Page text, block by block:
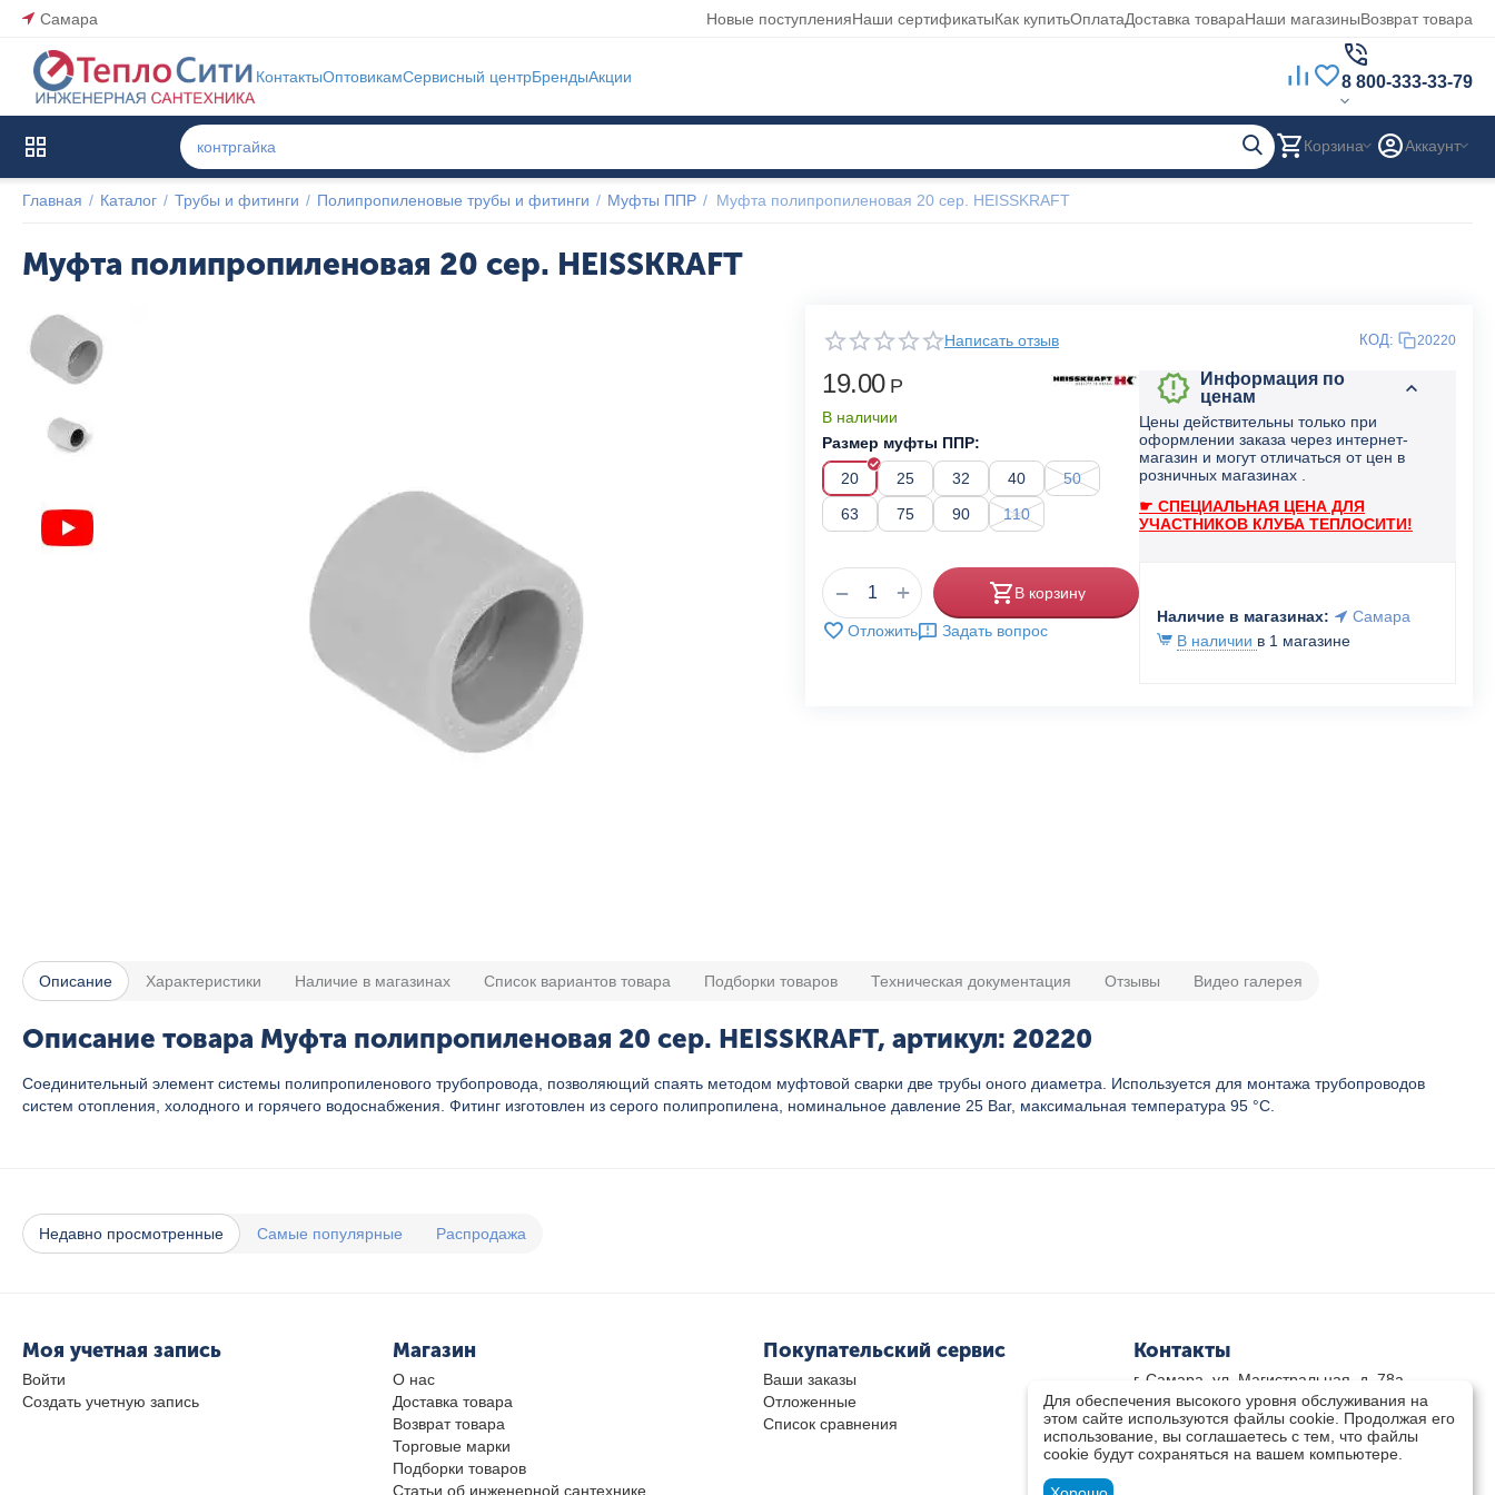
Самара Новые поступленияНаши сертификатыКак купитьОплатаДоставка товараНаши магазиныВозврат товара
КонтактыОптовикамСервисный центрБрендыАкции 8 800-333-33-79
Корзина Аккаунт
Главная / Каталог / Трубы и фитинги / Полипропиленовые трубы и фитинги / Муфты ППР / Муфта полипропиленовая 20 сер. HEISSKRAFT
Муфта полипропиленовая 20 сер. HEISSKRAFT
Популярный
Написать отзыв КОД: 20220
19.00 Р
В наличии
Размер муфты ППР:
20
25 32 40
50
63
75 90 110
+
− В корзину
Отложить Задать вопрос
Информация по
ценам
Цены действительны только при
оформлении заказа через интернет-
магазин и могут отличаться от цен в
розничных магазинах .
☛ СПЕЦИАЛЬНАЯ ЦЕНА ДЛЯ
УЧАСТНИКОВ КЛУБА ТЕПЛОСИТИ!
Наличие в магазинах:
Самара
В наличии в 1 магазине
Описание Характеристики Наличие в магазинах Список вариантов товара Подборки товаров Техническая документация Отзывы Видео галерея
Описание товара Муфта полипропиленовая 20 сер. HEISSKRAFT, артикул: 20220
Соединительный элемент системы полипропиленового трубопровода, позволяющий спаять методом муфтовой сварки две трубы оного диаметра. Используется для монтажа трубопроводов
систем отопления, холодного и горячего водоснабжения. Фитинг изготовлен из серого полипропилена, номинальное давление 25 Bar, максимальная температура 95 °C.
Недавно просмотренные Самые популярные Распродажа
Моя учетная запись
Войти
Создать учетную запись
Магазин
О нас
Доставка товара
Возврат товара
Торговые марки
Подборки товаров
Статьи об инженерной сантехнике
Покупательский сервис
Ваши заказы
Отложенные
Список сравнения
Контакты
г. Самара, ул. Магистральная, д. 78а
8 800-333-33-79(звонок бесплатный)
8(846)-211-03-15
Пн-Пт 8.30 - 17.30 Сб 9.00 - 16.00
zakaz@teplocity.com
Для обеспечения высокого уровня обслуживания на
этом сайте используются файлы cookie. Продолжая его
использование, вы соглашаетесь с тем, что файлы
cookie будут сохраняться на вашем компьютере.